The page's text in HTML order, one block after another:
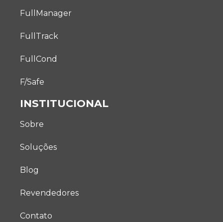
FullManager
FullTrack
FullCond
F/Safe
INSTITUCIONAL
Sobre
Soluções
Blog
Revendedores
Contato